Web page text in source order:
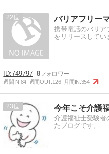
22 バリアフリー
携帯電話のバリア
をリリースしてい
749797 8
週間IN:84 週間OUT:126 月間IN:354
23 今年こそ介護
介護福祉士受験者
たブログです。